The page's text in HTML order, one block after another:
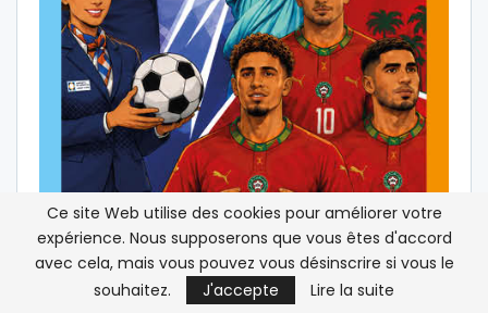
Ce site Web utilise des cookies pour améliorer votre
expérience. Nous supposerons que vous êtes d'accord
avec cela, mais vous pouvez vous désinscrire si vous le
souhaitez.
J'accepte Lire la suite